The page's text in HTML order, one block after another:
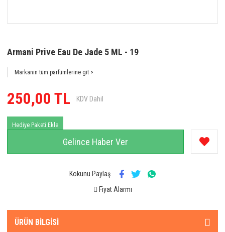
Armani Prive Eau De Jade 5 ML - 19
Markanın tüm parfümlerine git >
250,00 TL KDV Dahil
Hediye Paketi Ekle
Gelince Haber Ver
Kokunu Paylaş
Fiyat Alarmı
ÜRÜN BILGISI